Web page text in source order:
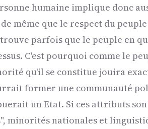
humaine implique donc
même que le respect du
parfois que le peuple en
C'est pourquoi comme le
qu'il se constitue jouira
former une communauté
un Etat. Si ces attributs
minorités nationales et